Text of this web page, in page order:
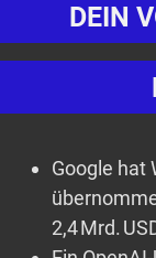
DEIN
Google hat
2,4 Mrd.